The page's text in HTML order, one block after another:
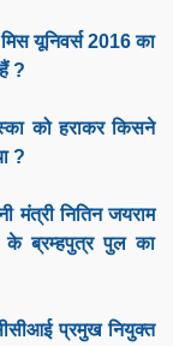
यूनिवर्स 2016 का
?
को हराकर किसने
?
मंत्री नितिन जयराम
ब्रम्हपुत्र पुल का
प्रमुख नियुक्त